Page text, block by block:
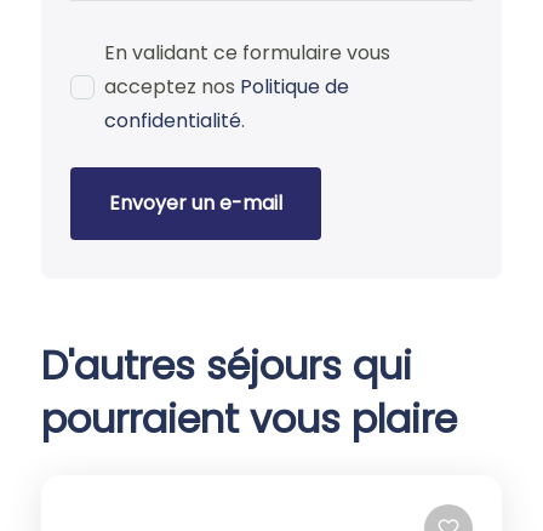
En validant ce formulaire vous
acceptez nos Politique de
confidentialité.
Envoyer un e-mail
D'autres séjours qui
pourraient vous plaire